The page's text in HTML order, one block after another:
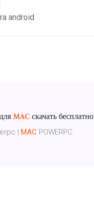
android
дляMACскачать бесплатно
| MAC POWERPC